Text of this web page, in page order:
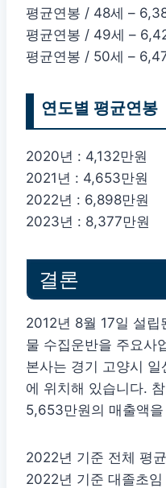
평균연봉 / 48세 –
평균연봉 / 49세 –
평균연봉 / 50세 –
연도별 평균연봉
2020년 : 4,132만원
2021년 : 4,653만원
2022년 : 6,898만원
2023년 : 8,377만원
결론
2012년 8월 17일 설립
물 수집운반을 주요사
본사는 경기 고양시
에 위치해 있습니다.
5,653만원의 매출액
2022년 기준 전체 평
2022년 기준 대졸초